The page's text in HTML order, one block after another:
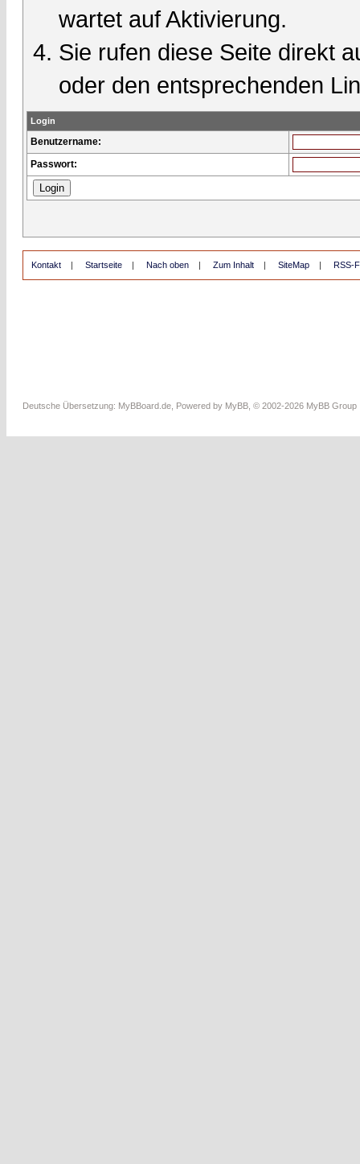
wartet auf Aktivierung.
Sie rufen diese Seite direkt
oder den entsprechenden
Login
Benutzername:
Passwort:
Kontakt | Startseite | Nach oben | Zum Inhalt | SiteMap | RSS-
Deutsche Übersetzung: MyBBoard.de , Powered by MyBB , © 2002-2026 MyBB Group